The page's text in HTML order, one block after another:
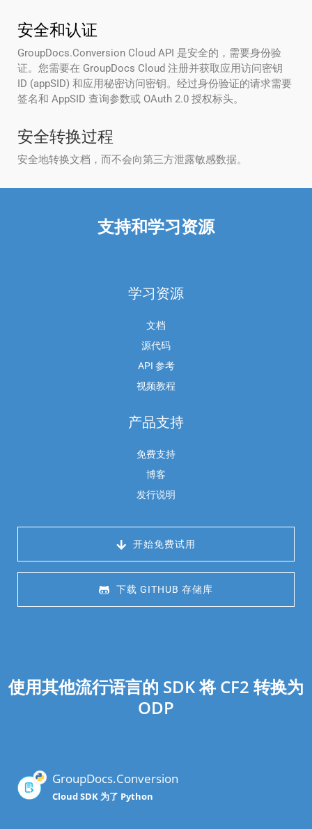
安全和认证
GroupDocs.Conversion Cloud API 是安全的，需要身份验
证。您需要在 GroupDocs Cloud 注册并获取应用访问密钥
ID (appSID) 和应用秘密访问密钥。经过身份验证的请求需要
签名和 AppSID 查询参数或 OAuth 2.0 授权标头。
安全转换过程
安全地转换文档，而不会向第三方泄露敏感数据。
支持和学习资源
学习资源
文档
源代码
API 参考
视频教程
产品支持
免费支持
博客
发行说明
开始免费试用
下载 GITHUB 存储库
使用其他流行语言的 SDK 将 CF2 转换为
ODP
GroupDocs.Conversion
Cloud SDK 为了 Python